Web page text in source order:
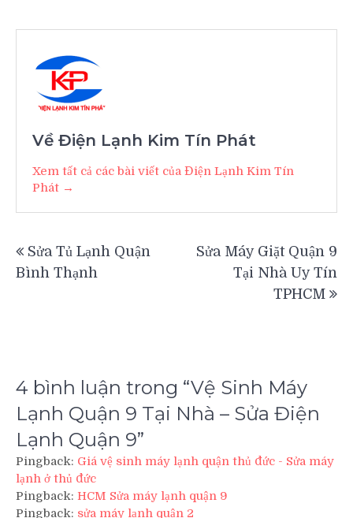
Về Điện Lạnh Kim Tín Phát
Xem tất cả các bài viết của Điện Lạnh Kim Tín
Phát →
hướng
Sửa Tủ Lạnh Quận
Bình Thạnh
Sửa Máy Giặt Quận 9
Tại Nhà Uy Tín
TPHCM
4 bình luận trong “Vệ Sinh Máy
Lạnh Quận 9 Tại Nhà – Sửa Điện
Lạnh Quận 9”
Pingback: Giá vệ sinh máy lạnh quận thủ đức - Sửa máy
lạnh ở thủ đức
Pingback: HCM Sửa máy lạnh quận 9
Pingback: sửa máy lạnh quận 2